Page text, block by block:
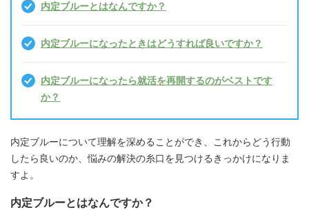
内定ブルーとはなんですか？
内定ブルーになったときはどうすれば良いですか？
内定ブルーになったら就活を再開するのがベストです
か？
内定ブルーについて理解を深めることができ、これからどう行動
したら良いのか、悩みの解決の糸口を見つけるきっかけになりま
すよ。
内定ブルーとはなんですか？